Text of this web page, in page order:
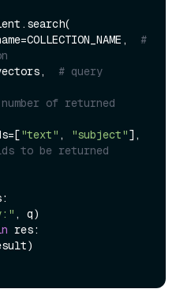
#
# query
of returned
"text" , "subject"
to be returned
, q)
res: